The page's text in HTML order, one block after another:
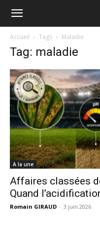
Accueil Tags Maladie
Tag: maladie
A la une
Affaires classées
Quand
Romain GIRAUD - 3 juin 2026